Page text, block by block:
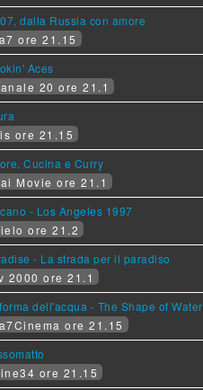
dalla Russia con amore
ore 21.15
Aces
20 ore 21.1
ore 21.15
Cucina e Curry
Movie ore 21.1
- Los Angeles 1997
ore 21.2
- La strada per il paradiso
2000 ore 21.1
dell'acqua - The Shape of Water
ore 21.15
ore 21.15